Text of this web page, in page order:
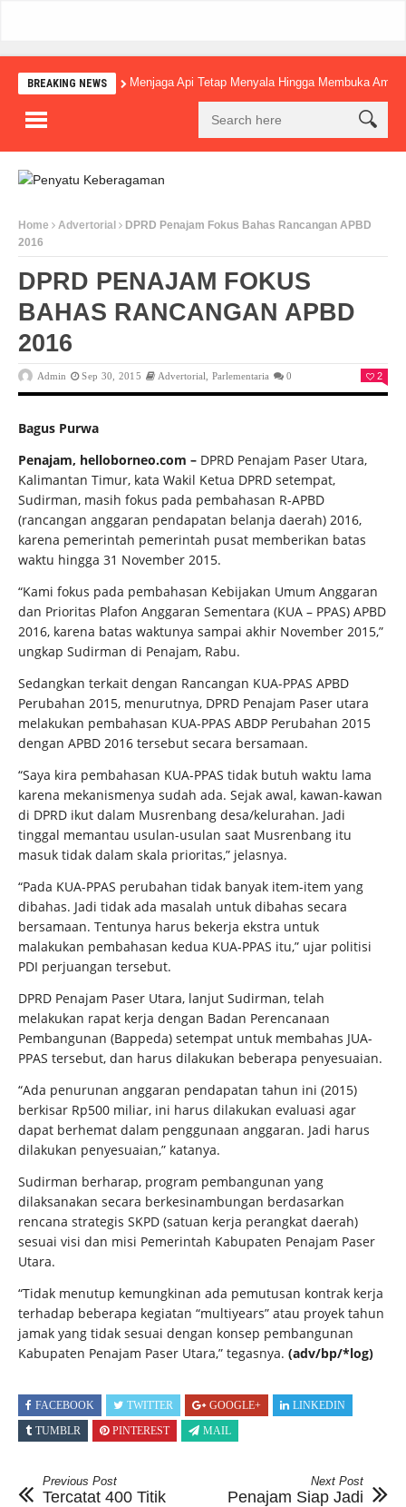
BREAKING NEWS Menjaga Api Tetap Menyala Hingga Membuka
Home Advertorial
DPRD Penajam Fokus Bahas Rancangan APBD
2016
DPRD PENAJAM FOKUS
BAHAS RANCANGAN APBD
2016
Admin Sep 30, 2015 Advertorial Parlementaria 0 2
Bagus Purwa
Penajam, helloborneo.com – DPRD Penajam Paser Utara,
Kalimantan Timur, kata Wakil Ketua DPRD setempat,
Sudirman, masih fokus pada pembahasan R-APBD
(rancangan anggaran pendapatan belanja daerah) 2016,
karena pemerintah pemerintah pusat memberikan batas
waktu hingga 31 November 2015.
“Kami fokus pada pembahasan Kebijakan Umum Anggaran
dan Prioritas Plafon Anggaran Sementara (KUA – PPAS) APBD
2016, karena batas waktunya sampai akhir November 2015,”
ungkap Sudirman di Penajam, Rabu.
Sedangkan terkait dengan Rancangan KUA-PPAS APBD
Perubahan 2015, menurutnya, DPRD Penajam Paser utara
melakukan pembahasan KUA-PPAS ABDP Perubahan 2015
dengan APBD 2016 tersebut secara bersamaan.
“Saya kira pembahasan KUA-PPAS tidak butuh waktu lama
karena mekanismenya sudah ada. Sejak awal, kawan-kawan
di DPRD ikut dalam Musrenbang desa/kelurahan. Jadi
tinggal memantau usulan-usulan saat Musrenbang itu
masuk tidak dalam skala prioritas,” jelasnya.
“Pada KUA-PPAS perubahan tidak banyak item-item yang
dibahas. Jadi tidak ada masalah untuk dibahas secara
bersamaan. Tentunya harus bekerja ekstra untuk
malakukan pembahasan kedua KUA-PPAS itu,” ujar politisi
PDI perjuangan tersebut.
DPRD Penajam Paser Utara, lanjut Sudirman, telah
melakukan rapat kerja dengan Badan Perencanaan
Pembangunan (Bappeda) setempat untuk membahas JUA-
PPAS tersebut, dan harus dilakukan beberapa penyesuaian.
“Ada penurunan anggaran pendapatan tahun ini (2015)
berkisar Rp500 miliar, ini harus dilakukan evaluasi agar
dapat berhemat dalam penggunaan anggaran. Jadi harus
dilakukan penyesuaian,” katanya.
Sudirman berharap, program pembangunan yang
dilaksanakan secara berkesinambungan berdasarkan
rencana strategis SKPD (satuan kerja perangkat daerah)
sesuai visi dan misi Pemerintah Kabupaten Penajam Paser
Utara.
“Tidak menutup kemungkinan ada pemutusan kontrak kerja
terhadap beberapa kegiatan “multiyears” atau proyek tahun
jamak yang tidak sesuai dengan konsep pembangunan
Kabupaten Penajam Paser Utara,” tegasnya. (adv/bp/*log)
FACEBOOK TWITTER GOOGLE+
LINKEDIN
TUMBLR
PINTEREST MAIL
Previous Post
Tercatat 400 Titik
Next Post
Penajam Siap Jadi